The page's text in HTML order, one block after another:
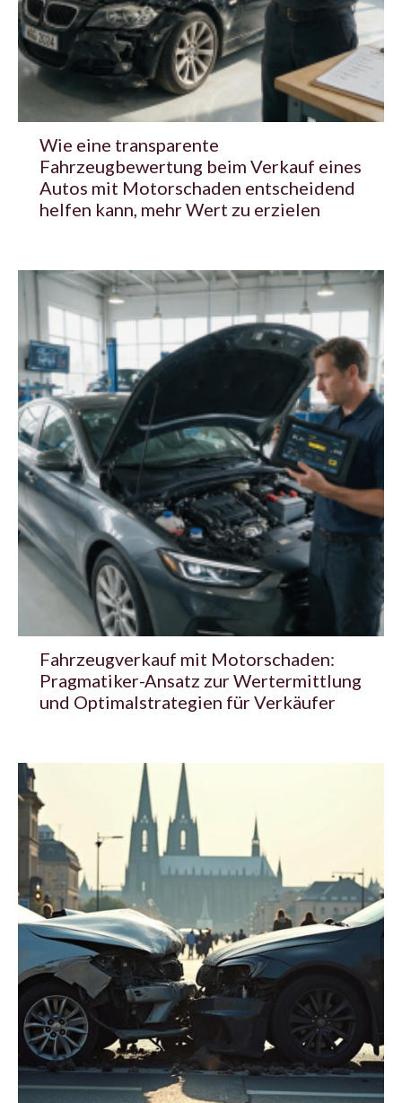
Wie eine transparente
Fahrzeugbewertung beim Verkauf eines
Autos mit Motorschaden entscheidend
helfen kann, mehr Wert zu erzielen
Fahrzeugverkauf mit Motorschaden:
Pragmatiker-Ansatz zur Wertermittlung
und Optimalstrategien für Verkäufer